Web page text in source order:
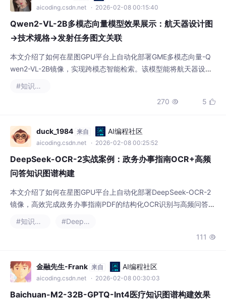
aicoding.csdn.net · 2026-02-08 00:15:40
Qwen2-VL-2B多模态向量模型效果展示：航天器设计图
→技术规格→发射任务图文关联
本文介绍了如何在星图GPU平台上自动化部署GME多模态向量-Q
wen2-VL-2B镜像，实现跨模态智能检索。该模型能将航天器设计
#知识图谱
270  5 
duck_1984 来自 AI编程社区
aicoding.csdn.net · 2026-02-08 00:25:52
DeepSeek-OCR-2实战案例：政务办事指南OCR+高频
问答知识图谱构建
本文介绍了如何在星图GPU平台上自动化部署DeepSeek-OCR-2
镜像，高效完成政务办事指南PDF的结构化OCR识别与高频问答知
限等关键信息，并生成可交互的智能问答服务，显著提升政务服务
#知识图谱
#DeepSeek
111 
金融先生-Frank 来自 AI编程社区
aicoding.csdn.net · 2026-02-08 00:30:03
Baichuan-M2-32B-GPTQ-Int4医疗知识图谱构建效果